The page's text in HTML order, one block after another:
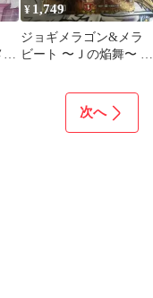
ラ
¥ 1,749
ジョギメラゴン&メラ
ビート 〜Ｊの焔舞〜 シ
次へ